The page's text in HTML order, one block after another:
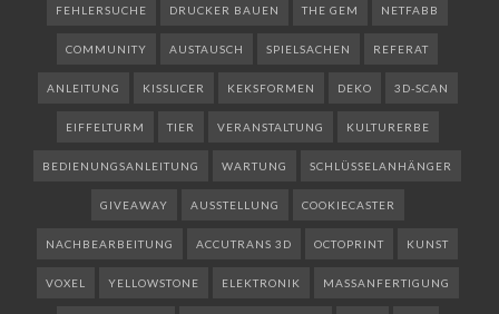
FEHLERSUCHE DRUCKER BAUEN THE GEM NETFABB
COMMUNITY AUSTAUSCH SPIELSACHEN REFERAT
ANLEITUNG KISSLICER KEKSFORMEN DEKO 3D-SCAN
EIFFELTURM TIER VERANSTALTUNG KULTURERBE
BEDIENUNGSANLEITUNG WARTUNG SCHLÜSSELANHÄNGER
GIVEAWAY AUSSTELLUNG COOKIECASTER
NACHBEARBEITUNG ACCUTRANS 3D OCTOPRINT KUNST
VOXEL YELLOWSTONE ELEKTRONIK MASSANFERTIGUNG